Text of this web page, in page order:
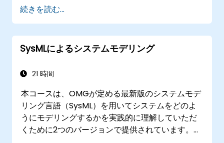
続きを読む...
SysMLによるシステムモデリング
21 時間
本コースは、OMGが定める最新版のシステムモデ
リング言語（SysML）を用いてシステムをどのよ
うにモデリングするかを実践的に理解していただ
くために2つのバージョンで提供されています。